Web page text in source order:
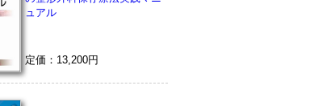
ュアル
定価：13,200円